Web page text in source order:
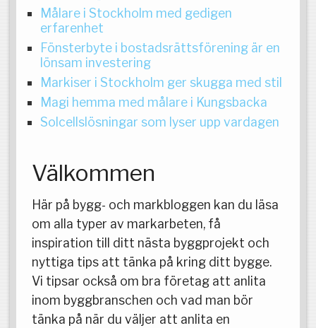
Målare i Stockholm med gedigen
erfarenhet
Fönsterbyte i bostadsrättsförening är en
lönsam investering
Markiser i Stockholm ger skugga med stil
Magi hemma med målare i Kungsbacka
Solcellslösningar som lyser upp vardagen
Välkommen
Här på bygg- och markbloggen kan du läsa
om alla typer av markarbeten, få
inspiration till ditt nästa byggprojekt och
nyttiga tips att tänka på kring ditt bygge.
Vi tipsar också om bra företag att anlita
inom byggbranschen och vad man bör
tänka på när du väljer att anlita en